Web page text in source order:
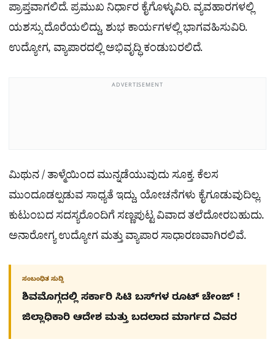
ಪ್ರಾಪ್ತವಾಗಲಿದೆ. ಪ್ರಮುಖ ನಿರ್ಧಾರ ಕೈಗೊಳ್ಳುವಿರಿ. ವ್ಯವಹಾರಗಳಲ್ಲಿ
ಯಶಸ್ಸು ದೊರೆಯಲಿದ್ದು, ಶುಭ ಕಾರ್ಯಗಳಲ್ಲಿ ಭಾಗವಹಿಸುವಿರಿ.
ಉದ್ಯೋಗ, ವ್ಯಾಪಾರದಲ್ಲಿ ಅಭಿವೃದ್ಧಿ ಕಂಡುಬರಲಿದೆ.
ADVERTISEMENT
ಮಿಥುನ / ತಾಳ್ಮೆಯಿಂದ ಮುನ್ನಡೆಯುವುದು ಸೂಕ್ತ. ಕೆಲಸ
ಮುಂದೂಡಲ್ಪಡುವ ಸಾಧ್ಯತೆ ಇದ್ದು, ಯೋಚನೆಗಳು ಕೈಗೂಡುವುದಿಲ್ಲ.
ಕುಟುಂಬದ ಸದಸ್ಯರೊಂದಿಗೆ ಸಣ್ಣಪುಟ್ಟ ವಿವಾದ ತಲೆದೋರಬಹುದು.
ಅನಾರೋಗ್ಯ ಉದ್ಯೋಗ ಮತ್ತು ವ್ಯಾಪಾರ ಸಾಧಾರಣವಾಗಿರಲಿವೆ.
ಸಂಬಂಧಿತ ಸುದ್ದಿ
ಶಿವಮೊಗ್ಗದಲ್ಲಿ ಸರ್ಕಾರಿ ಸಿಟಿ ಬಸ್​ಗಳ ರೂಟ್ ಚೇಂಜ್ !
ಜಿಲ್ಲಾಧಿಕಾರಿ ಆದೇಶ ಮತ್ತು ಬದಲಾದ ಮಾರ್ಗದ ವಿವರ